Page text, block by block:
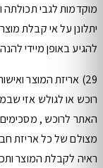
מוקדמות לגבי
יתלונן על אי קבלת
להגיע באופן מיידי
29) אריזת המוצר
רוכש או לגולש אזי
האתר לרוכש ,
מצולם של כל אריזת
ראיה לקבלת המוצר